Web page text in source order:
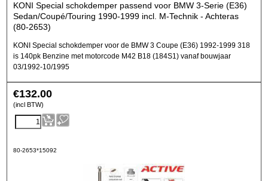
KONI Special schokdemper passend voor BMW 3-Serie (E36)
Sedan/Coupé/Touring 1990-1999 incl. M-Technik - Achteras
(80-2653)
KONI Special schokdemper voor de BMW 3 Coupe (E36) 1992-1999 318
is 140pk Benzine met motorcode M42 B18 (184S1) vanaf bouwjaar
03/1992-10/1995
€132.00
(incl BTW)
80-2653*15092